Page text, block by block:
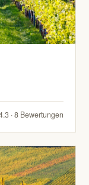
· 8 Bewertungen